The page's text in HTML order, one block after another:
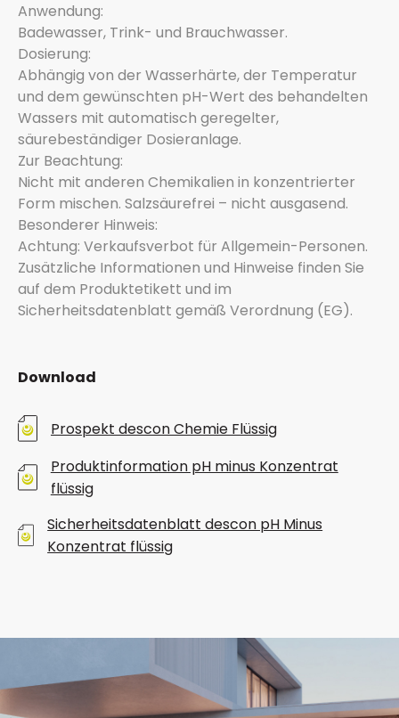
Anwendung:
Badewasser, Trink- und Brauchwasser.
Dosierung:
Abhängig von der Wasserhärte, der Temperatur
und dem gewünschten pH-Wert des behandelten
Wassers mit automatisch geregelter,
säurebeständiger Dosieranlage.
Zur Beachtung:
Nicht mit anderen Chemikalien in konzentrierter
Form mischen. Salzsäurefrei – nicht ausgasend.
Besonderer Hinweis:
Achtung: Verkaufsverbot für Allgemein-Personen.
Zusätzliche Informationen und Hinweise finden Sie
auf dem Produktetikett und im
Sicherheitsdatenblatt gemäß Verordnung (EG).
Download
Prospekt descon Chemie Flüssig
Produktinformation pH minus Konzentrat
flüssig
Sicherheitsdatenblatt descon pH Minus
Konzentrat flüssig